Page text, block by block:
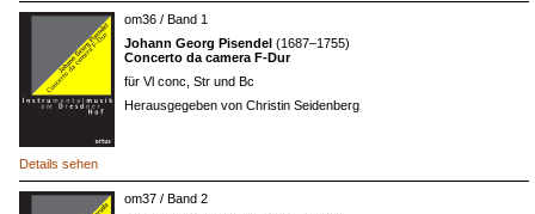
om36 / Band 1
Johann Georg Pisendel (1687–1755)
Concerto da camera F-Dur
für Vl conc, Str und Bc
Herausgegeben von Christin Seidenberg
Details sehen
om37 / Band 2